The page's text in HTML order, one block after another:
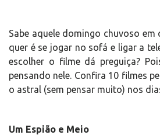
Sabe aquele domingo chuvoso
quer é se jogar no sofá e ligar a
escolher o filme dá preguiça?
pensando nele. Confira 10 filmes
o astral (sem pensar muito) nos
Um Espião e Meio